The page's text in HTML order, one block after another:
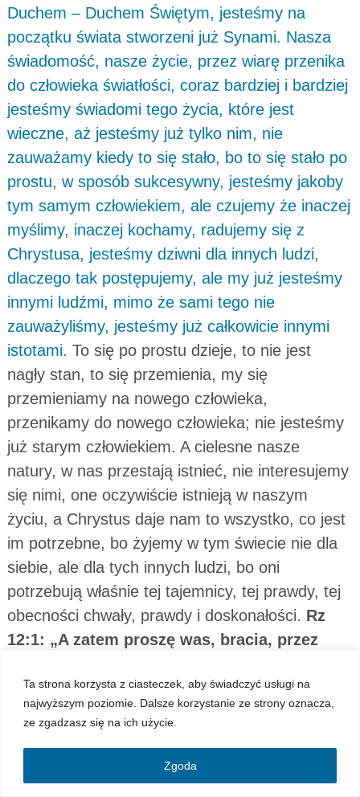
Ta strona korzysta z ciasteczek, aby świadczyć usługi na
najwyższym poziomie. Dalsze korzystanie ze strony oznacza,
ze zgadzasz się na ich użycie.
Zgoda
Duchem – Duchem Świętym, jesteśmy na
początku świata stworzeni już Synami. Nasza
świadomość, nasze życie, przez wiarę przenika
do człowieka światłości, coraz bardziej i bardziej
jesteśmy świadomi tego życia, które jest
wieczne, aż jesteśmy już tylko nim, nie
zauważamy kiedy to się stało, bo to się stało po
prostu, w sposób sukcesywny, jesteśmy jakoby
tym samym człowiekiem, ale czujemy że inaczej
myślimy, inaczej kochamy, radujemy się z
Chrystusa, jesteśmy dziwni dla innych ludzi,
dlaczego tak postępujemy, ale my już jesteśmy
innymi ludźmi, mimo że sami tego nie
zauważyliśmy, jesteśmy już całkowicie innymi
istotami. To się po prostu dzieje, to nie jest
nagły stan, to się przemienia, my się
przemieniamy na nowego człowieka,
przenikamy do nowego człowieka; nie jesteśmy
już starym człowiekiem. A cielesne nasze
natury, w nas przestają istnieć, nie interesujemy
się nimi, one oczywiście istnieją w naszym
życiu, a Chrystus daje nam to wszystko, co jest
im potrzebne, bo żyjemy w tym świecie nie dla
siebie, ale dla tych innych ludzi, bo oni
potrzebują właśnie tej tajemnicy, tej prawdy, tej
obecności chwały, prawdy i doskonałości. Rz
12:1: „A zatem proszę was, bracia, przez
na ofiarę żywą, świętą, Bogu przyjemną,
jako wyraz waszej rozumnej służby Bożej.”
której nie sadził mój Ojciec niebieski, będzie
wyrwana. Zostawcie ich! To są ślepi